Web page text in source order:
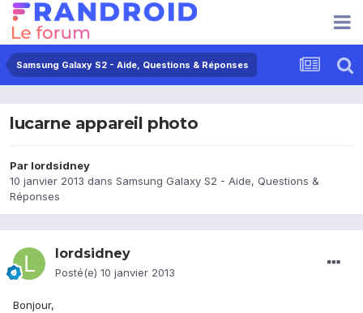
Samsung Galaxy S2 - Aide, Questions & Réponses
lucarne appareil photo
Par lordsidney
10 janvier 2013 dans Samsung Galaxy S2 - Aide, Questions &
Réponses
lordsidney
Posté(e) 10 janvier 2013
Bonjour,